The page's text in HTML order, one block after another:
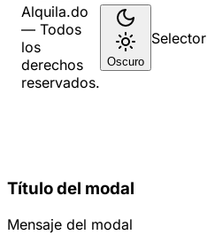
Alquila.do
— Todos
los
derechos
reservados.
Oscuro
Selector
Título del modal
Mensaje del modal